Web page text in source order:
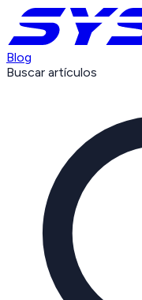
Blog
Buscar artículos